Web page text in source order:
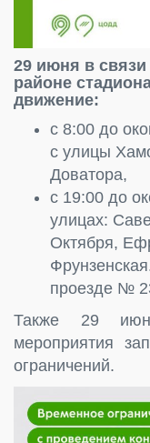
29 июня в
районе
движение:
с 8:00 до
с улицы
Доватора,
с 19:00 до
улицах:
Октября,
проезде №
Также 29
мероприятия
ограничений.